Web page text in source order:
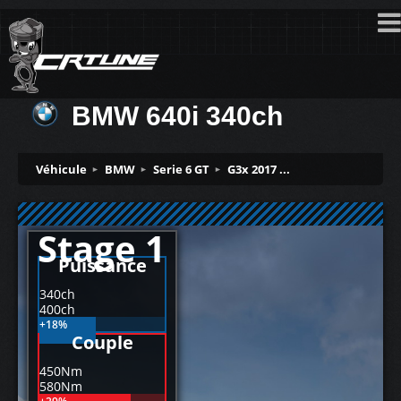
BMW 640i 340ch
Véhicule BMW Serie 6 GT G3x 2017 ...
Stage 1
Puissance
340ch
400ch
+18%
Couple
450Nm
580Nm